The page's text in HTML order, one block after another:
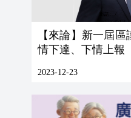
【來論】新一屆
情下達、下情上報
2023-12-23